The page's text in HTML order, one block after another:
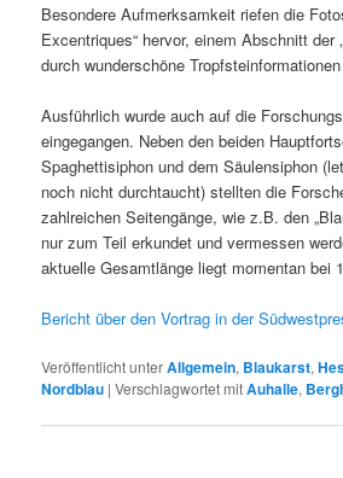
Besondere Aufmerksamkeit riefen die
Excentriques“ hervor, einem Abschnitt der
durch wunderschöne
Ausführlich wurde auch auf die
eingegangen. Neben den beiden
Spaghettisiphon und dem Säulensiphon
noch nicht durchtaucht) stellten die
zahlreichen Seitengänge, wie z.B. den
nur zum Teil erkundet und vermessen
aktuelle Gesamtlänge liegt momentan bei
Bericht über den Vortrag in der
Veröffentlicht unterAllgemein, Blaukarst,
Nordblau |Verschlagwortet mitAuhalle,